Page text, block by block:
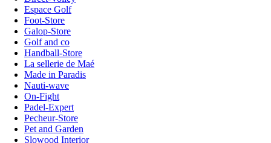
Espace Golf
Foot-Store
Galop-Store
Golf and co
Handball-Store
La sellerie de Maé
Made in Paradis
Nauti-wave
On-Fight
Padel-Expert
Pecheur-Store
Pet and Garden
Slowood Interior